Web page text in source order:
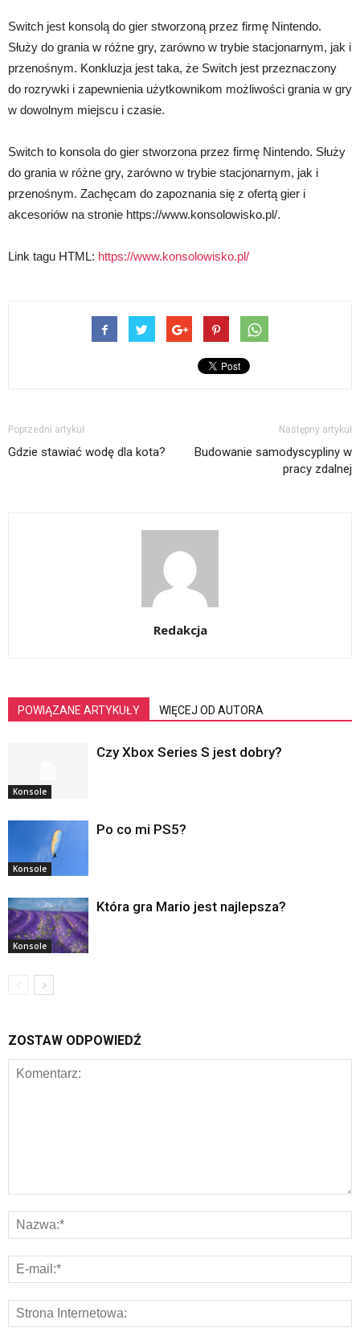
Switch jest konsolą do gier stworzoną przez firmę Nintendo.
Służy do grania w różne gry, zarówno w trybie stacjonarnym, jak i
przenośnym. Konkluzja jest taka, że Switch jest przeznaczony
do rozrywki i zapewnienia użytkownikom możliwości grania w gry
w dowolnym miejscu i czasie.
Switch to konsola do gier stworzona przez firmę Nintendo. Służy
do grania w różne gry, zarówno w trybie stacjonarnym, jak i
przenośnym. Zachęcam do zapoznania się z ofertą gier i
akcesoriów na stronie https://www.konsolowisko.pl/.
Link tagu HTML: https://www.konsolowisko.pl/
Poprzedni artykuł
Gdzie stawiać wodę dla kota?
Następny artykuł
Budowanie samodyscypliny w
pracy zdalnej
Redakcja
POWIĄZANE ARTYKUŁY WIĘCEJ OD AUTORA
Konsole
Czy Xbox Series S jest dobry?
Konsole
Po co mi PS5?
Konsole
Która gra Mario jest najlepsza?
ZOSTAW ODPOWIEDŹ